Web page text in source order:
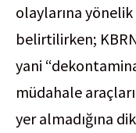
olaylarına yönelik
belirtilirken;
yani
müdahale
yer almadığına